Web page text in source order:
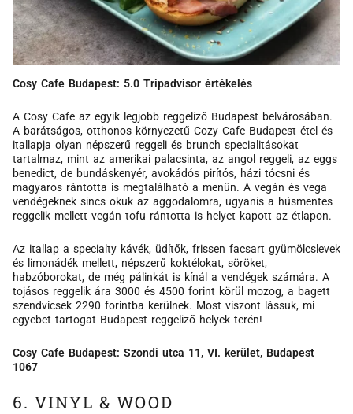
Cosy Cafe Budapest: 5.0 Tripadvisor értékelés
A Cosy Cafe az egyik legjobb reggeliző Budapest belvárosában.
A barátságos, otthonos környezetű Cozy Cafe Budapest étel és
itallapja olyan népszerű reggeli és brunch specialitásokat
tartalmaz, mint az amerikai palacsinta, az angol reggeli, az eggs
benedict, de bundáskenyér, avokádós pirítós, házi tócsni és
magyaros rántotta is megtalálható a menün. A vegán és vega
vendégeknek sincs okuk az aggodalomra, ugyanis a húsmentes
reggelik mellett vegán tofu rántotta is helyet kapott az étlapon.
Az itallap a specialty kávék, üdítők, frissen facsart gyümölcslevek
és limonádék mellett, népszerű koktélokat, söröket,
habzóborokat, de még pálinkát is kínál a vendégek számára. A
tojásos reggelik ára 3000 és 4500 forint körül mozog, a bagett
szendvicsek 2290 forintba kerülnek. Most viszont lássuk, mi
egyebet tartogat Budapest reggeliző helyek terén!
Cosy Cafe Budapest: Szondi utca 11, VI. kerület, Budapest
1067
6. VINYL & WOOD